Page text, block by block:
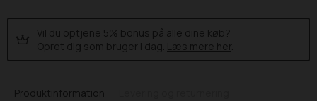
Vil du optjene 5% bonus på alle dine køb?
Opret dig som bruger i dag. Læs mere her.
Produktinformation